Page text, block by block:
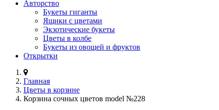
Авторство
Букеты гиганты
Ящики с цветами
Экзотические букеты
Цветы в колбе
Букеты из овощей и фруктов
Открытки
Главная
Цветы в корзине
Корзина сочных цветов model №228